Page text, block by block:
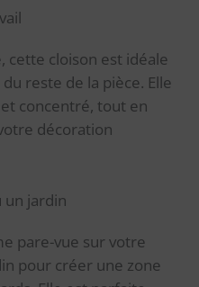
cette cloison est idéale
reste de la pièce. Elle
concentré, tout en
décoration
un jardin
pare-vue sur votre
pour créer une zone